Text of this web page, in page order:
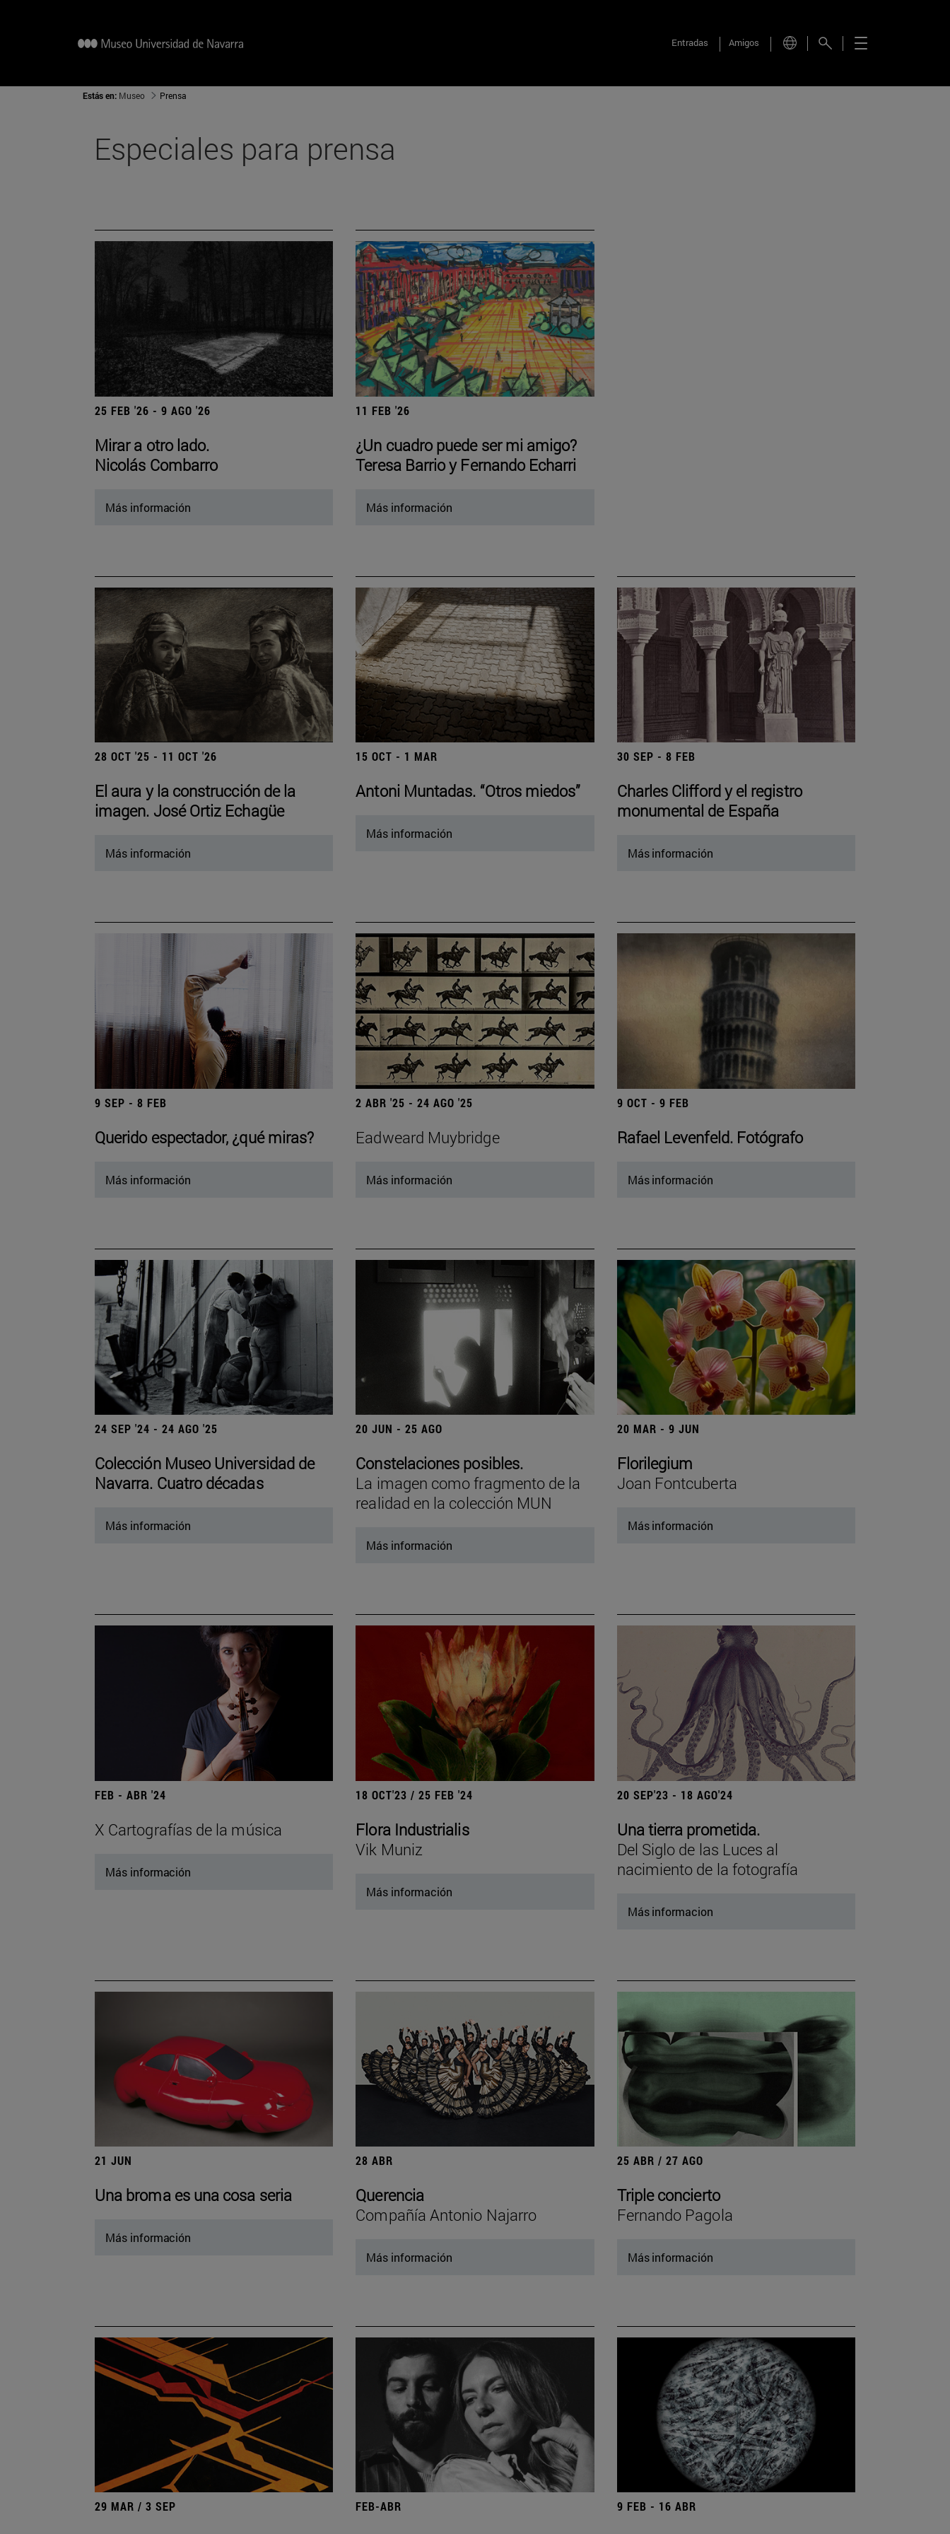
Entradas Amigos
Estás en: Museo Prensa
Especiales para prensa
25 FEB '26 - 9 AGO '26
Mirar a otro lado.
Nicolás Combarro
Más información
11 FEB '26
¿Un cuadro puede ser mi amigo?
Teresa Barrio y Fernando Echarri
Más información
28 OCT '25 - 11 OCT '26
El aura y la construcción de la
imagen. José Ortiz Echagüe
Más información
15 OCT - 1 MAR
Antoni Muntadas. “Otros miedos”
Más información
30 SEP - 8 FEB
Charles Clifford y el registro
monumental de España
Más información
9 SEP - 8 FEB
Querido espectador, ¿qué miras?
Más información
2 ABR '25 - 24 AGO '25
Eadweard Muybridge
Más información
9 OCT - 9 FEB
Rafael Levenfeld. Fotógrafo
Más información
24 SEP '24 - 24 AGO '25
Colección Museo Universidad de
Navarra. Cuatro décadas
Más información
20 JUN - 25 AGO
Constelaciones posibles.
La imagen como fragmento de la
realidad en la colección MUN
Más información
20 MAR - 9 JUN
Florilegium
Joan Fontcuberta
Más información
FEB - ABR '24
X Cartografías de la música
Más información
18 OCT'23 / 25 FEB '24
Flora Industrialis
Vik Muniz
Más información
20 SEP'23 - 18 AGO'24
Una tierra prometida.
Del Siglo de las Luces al
nacimiento de la fotografía
Más informacion
21 JUN
Una broma es una cosa seria
Más información
28 ABR
Querencia
Compañía Antonio Najarro
Más información
25 ABR / 27 AGO
Triple concierto
Fernando Pagola
Más información
29 MAR / 3 SEP FEB-ABR 9 FEB - 16 ABR